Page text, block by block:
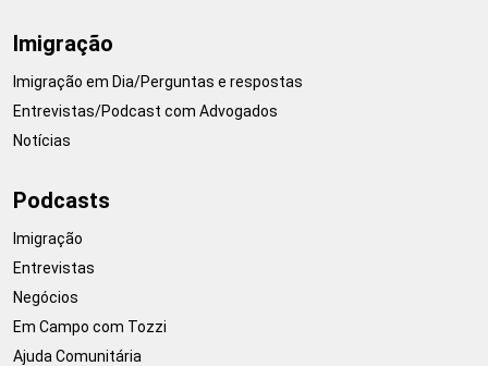
Imigração
Imigração em Dia/Perguntas e respostas
Entrevistas/Podcast com Advogados
Notícias
Podcasts
Imigração
Entrevistas
Negócios
Em Campo com Tozzi
Ajuda Comunitária